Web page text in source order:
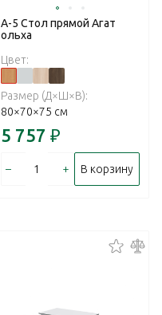
А-5 Стол прямой Агат
ольха
Цвет:
Размер (Д×Ш×В):
80×70×75 см
5 757 ₽
– + В корзину